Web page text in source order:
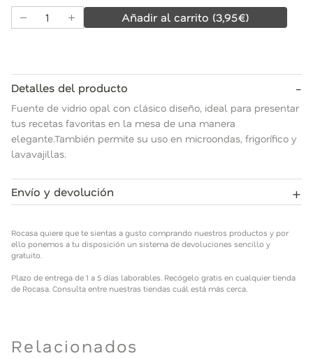
Añadir al carrito (3,95€)
Detalles del producto -
Fuente de vidrio opal con clásico diseño, ideal para presentar
tus recetas favoritas en la mesa de una manera
elegante.También permite su uso en microondas, frigorífico y
lavavajillas.
Envío y devolución +
productos y por ello ponemos a tu disposición un sistema de
devoluciones sencillo y gratuito.
cualquier tienda de Rocasa. Consulta entre nuestras tiendas
Rocasa quiere que te sientas a gusto comprando nuestros productos y por
ello ponemos a tu disposición un sistema de devoluciones sencillo y
gratuito.
Plazo de entrega de 1 a 5 días laborables. Recógelo gratis en cualquier tienda
de Rocasa. Consulta entre nuestras tiendas cuál está más cerca.
Relacionados